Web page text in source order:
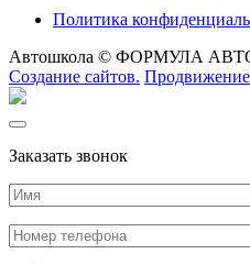
Политика
Автошкола © ФОРМУЛА
Создание сайтов. Продвижение
Заказать звонок